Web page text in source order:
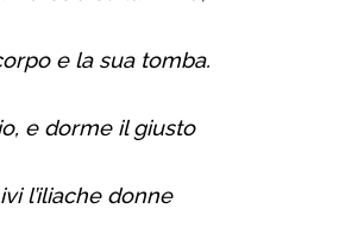
e la sua tomba.
e dorme il giusto
l’iliache donne